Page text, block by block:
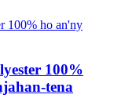
100%
tena